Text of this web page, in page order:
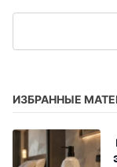
ИЗБРАННЫЕ